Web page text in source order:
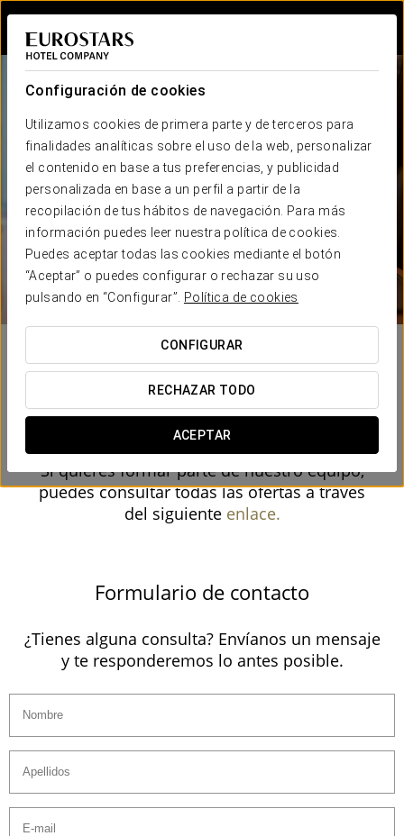
Configuración de cookies
Utilizamos cookies de primera parte y de terceros para
finalidades analíticas sobre el uso de la web, personalizar
el contenido en base a tus preferencias, y publicidad
personalizada en base a un perfil a partir de la
recopilación de tus hábitos de navegación. Para más
información puedes leer nuestra política de cookies.
Puedes aceptar todas las cookies mediante el botón
“Aceptar” o puedes configurar o rechazar su uso
pulsando en “Configurar”.
Política de cookies
CONFIGURAR
RECHAZAR TODO
ACEPTAR
EUROSTARS HOTEL COMPANY
Contacta con nosotros
En esta sección encontrarás toda la
información de contacto de nuestros hoteles
de lujo y de los distintos departamentos de la
cadena.
Si quieres formar parte de nuestro equipo,
puedes consultar todas las ofertas a través
del siguiente enlace.
Formulario de contacto
¿Tienes alguna consulta? Envíanos un mensaje
y te responderemos lo antes posible.
Nombre
Apellidos
E-mail